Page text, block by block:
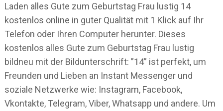
Laden alles Gute zum Geburtstag Frau lustig 14
kostenlos online in guter Qualität mit 1 Klick auf Ihr
Telefon oder Ihren Computer herunter. Dieses
kostenlos alles Gute zum Geburtstag Frau lustig
bildneu mit der Bildunterschrift: ”14” ist perfekt, um
Freunden und Lieben an Instant Messenger und
soziale Netzwerke wie: Instagram, Facebook,
Vkontakte, Telegram, Viber, Whatsapp und andere. Um